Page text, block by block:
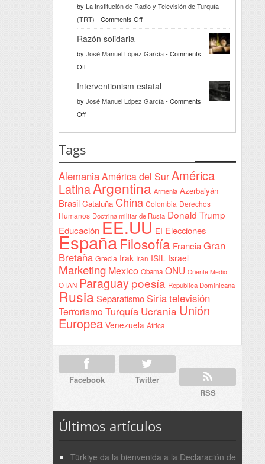
by La Institución de Radio y Televisión de Turquía
(TRT) - Comments Offon
Türkiye
la
a
Yeda
en
Sudán
Razón solidaria
by José Manuel López García- Comments
Offon
Razón
solidaria
Interventionism estatal
by José Manuel López García- Comments
Offon
Tags
AlemaniaAmérica del SurAmérica
LatinaArgentina Armenia Azerbaiyán
Brasil Cataluña China Colombia Derechos
Humanos Doctrina militar de Rusia Donald Trump
EducaciónEE.UU EI Elecciones
España Filosofía Francia Gran
Bretaña Grecia Irak Iran ISIL Israel
Marketing Mexico Obama ONU Oriente Medio
OTAN Paraguay poesía República Dominicana
Rusia Separatismo Siriatelevisión
Terrorismo Turquía Ucrania Unión
Europea Venezuela África
Facebook
Twitter
RSS
Últimos artículos
Türkiye da la bienvenida a la Declaración de